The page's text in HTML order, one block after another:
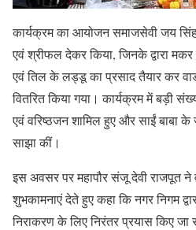
कार्यक्रम का आयोजन समाजसेवी जय सिंह
एवं श्रीफल देकर किया, जिनके द्वारा
एवं तिल के लड्डू का प्रसाद तैयार कर
वितरित किया गया। कार्यक्रम में बड़ी
एवं वरिष्ठजन शामिल हुए और साईं बाबा
साझा कीं।
इस अवसर पर महापौर संजू देवी राजपूत ने
शुभकामनाएं देते हुए कहा कि नगर निगम
निराकरण के लिए निरंतर प्रयास किए जा